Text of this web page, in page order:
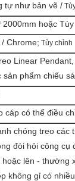
tự như bản vẽ /
hoặc Tùy
/ Chrome; Tùy chỉnh
Linear
sản phẩm chiếu
cáp có thể điều
chóng treo các
đòi hỏi công cụ
hoặc lên - thường
không gỉ có